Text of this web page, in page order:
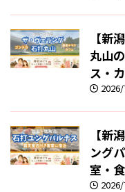
【新
丸山
ス・
【新
ング
室・